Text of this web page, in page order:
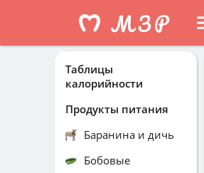
Таблицы
калорийности
Продукты питания
Баранина и дичь
Бобовые